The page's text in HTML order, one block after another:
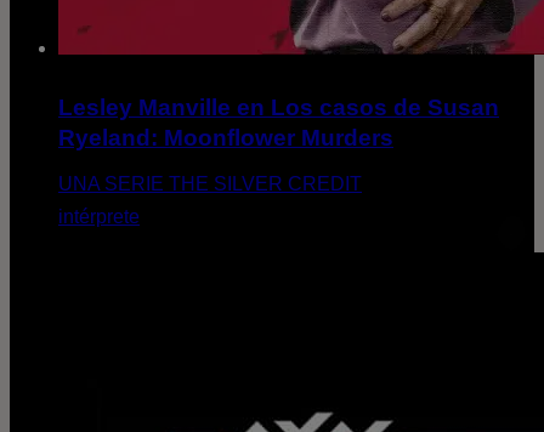
Lesley Manville en Los casos de Susan
Ryeland: Moonflower Murders
UNA SERIE THE SILVER CREDIT
intérprete